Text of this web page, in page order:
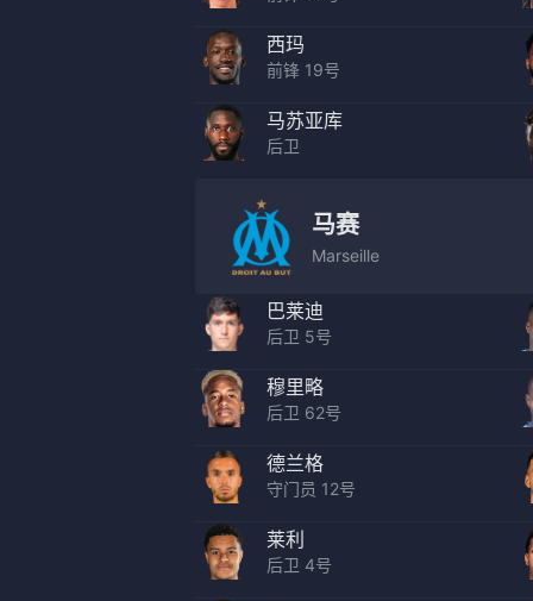
西玛
前锋 19号
马苏亚库
后卫
马赛
Marseille
巴莱迪
后卫 5号
穆里略
后卫 62号
德兰格
守门员 12号
莱利
后卫 4号